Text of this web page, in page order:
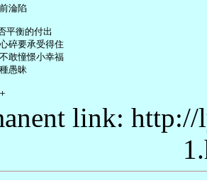
淪陷
平衡的付出
碎要承受得住
敢憧憬小幸福
愚昧
link: